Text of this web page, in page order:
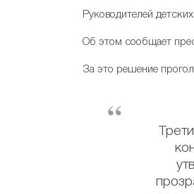
Руководителей
Об этом сообщает
За это решение